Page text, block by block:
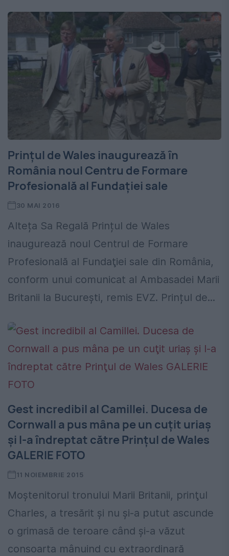
Prințul de Wales inaugurează în
România noul Centru de Formare
Profesională al Fundaţiei sale
30 MAI 2016
Alteța Sa Regală Prințul de Wales
inaugurează noul Centrul de Formare
Profesională al Fundaţiei sale din România,
conform unui comunicat al Ambasadei Marii
Britanii la București, remis EVZ. Prințul de...
Gest incredibil al Camillei. Ducesa de
Cornwall a pus mâna pe un cuţit uriaş
şi l-a îndreptat către Prinţul de Wales
GALERIE FOTO
11 NOIEMBRIE 2015
Moştenitorul tronului Marii Britanii, prinţul
Charles, a tresărit şi nu şi-a putut ascunde
o grimasă de teroare când şi-a văzut
consoarta mânuind cu extraordinară